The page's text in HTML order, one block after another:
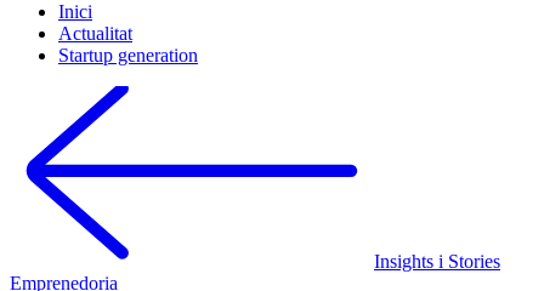
Inici
Actualitat
Startup generation
Insights i Stories
Emprenedoria